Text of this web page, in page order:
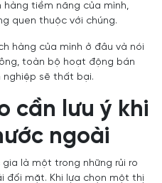
tiềm năng của mình,
quen thuộc với chúng.
hàng của mình ở đâu và nói
toàn bộ hoạt động bán
nghiệp sẽ thất bại.
cần lưu ý khi
ngoài
gia là một trong những rủi ro
đối mặt. Khi lựa chọn một thị